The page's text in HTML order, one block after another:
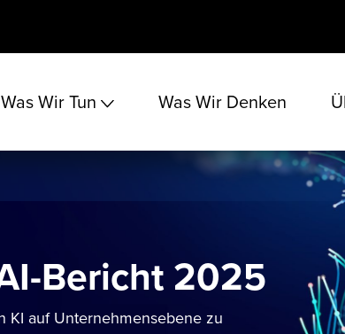
Was Wir Tun Was Wir Denken
Bericht 2025
KI auf Unternehmensebene zu